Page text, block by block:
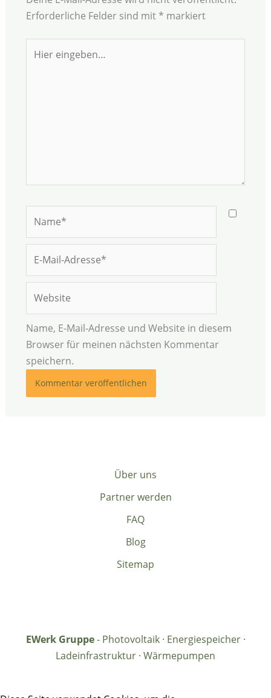
Erforderliche Felder sind mit * markiert
eingeben…
Mail-
Adresse*
Name, E-Mail-Adresse und Website in diesem
Browser für meinen nächsten Kommentar
speichern.
Über uns
Partner werden
FAQ
Blog
Sitemap
EWerk Gruppe- Photovoltaik · Energiespeicher ·
Ladeinfrastruktur · Wärmepumpen